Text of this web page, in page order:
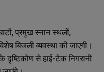
प्रमुख स्नान स्थलों,
बिजली व्यवस्था की जाएगी।
के दृष्टिकोण से हाई-टेक निगरानी